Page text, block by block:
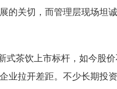
关切，而管理层现场坦诚
式茶饮上市标杆，如今股
业拉开差距。不少长期投